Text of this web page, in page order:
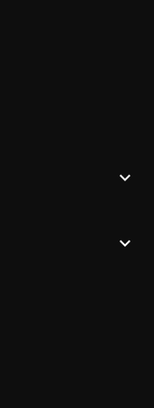
expand_more
expand_more